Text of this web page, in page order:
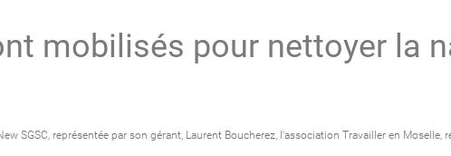
mobilisés pour nettoyer la
SGSC, représentée par son gérant, Laurent Boucherez, l'association Travailler en Moselle,